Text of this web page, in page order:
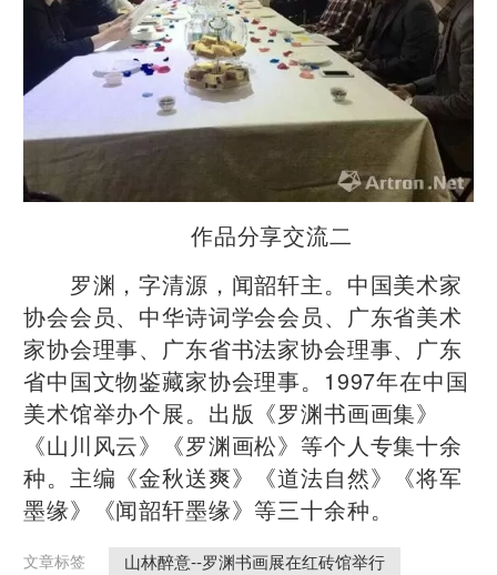
作品分享交流二
罗渊，字清源，闻韶轩主。中国美术家
协会会员、中华诗词学会会员、广东省美术
家协会理事、广东省书法家协会理事、广东
省中国文物鉴藏家协会理事。1997年在中国
美术馆举办个展。出版《罗渊书画画集》
《山川风云》《罗渊画松》等个人专集十余
种。主编《金秋送爽》《道法自然》《将军
墨缘》《闻韶轩墨缘》等三十余种。
文章标签
山林醉意--罗渊书画展在红砖馆举行